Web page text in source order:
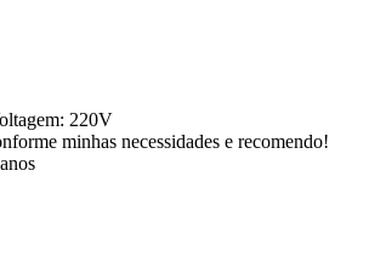
220V
minhas necessidades e recomendo!